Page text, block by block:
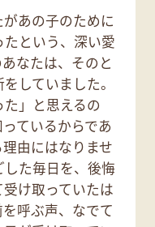
あの子のために
という、深い愛
なたは、そのと
していました。
」と思えるの
ているからであ
由にはなりませ
た毎日を、後悔
け取っていたは
呼ぶ声、なでて